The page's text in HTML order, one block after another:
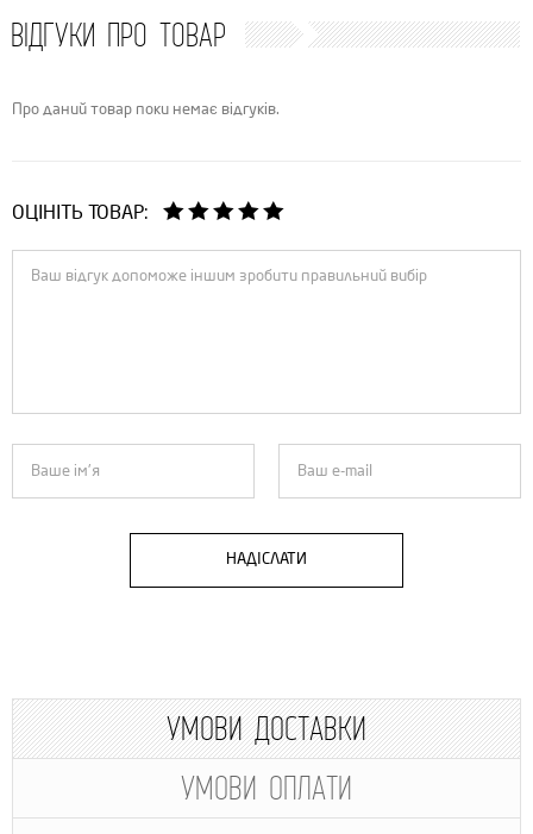
ВІДГУКИ ПРО ТОВАР
Про даний товар поки немає відгуків.
ОЦІНІТЬ ТОВАР:
НАДІСЛАТИ
УМОВИ ДОСТАВКИ
УМОВИ ОПЛАТИ